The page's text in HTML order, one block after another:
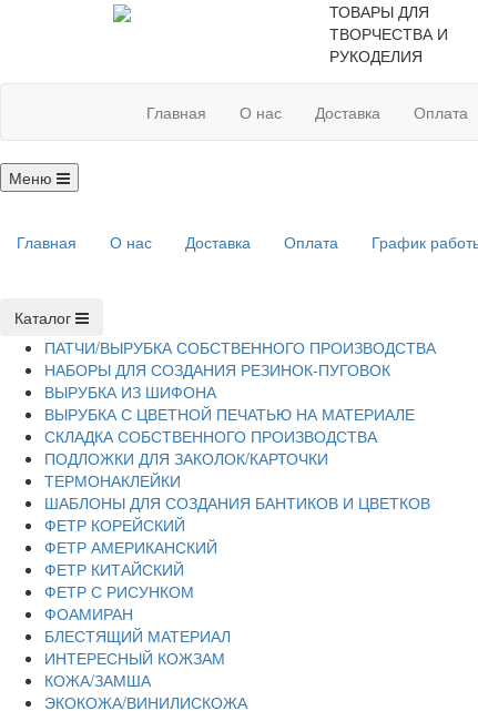
ТОВАРЫ ДЛЯ
ТВОРЧЕСТВА И
РУКОДЕЛИЯ
Главная О нас Доставка Оплата
Меню
Главная О нас Доставка Оплата График
Каталог
ПАТЧИ/ВЫРУБКА СОБСТВЕННОГО ПРОИЗВОДСТВА
НАБОРЫ ДЛЯ СОЗДАНИЯ РЕЗИНОК-ПУГОВОК
ВЫРУБКА ИЗ ШИФОНА
ВЫРУБКА С ЦВЕТНОЙ ПЕЧАТЬЮ НА МАТЕРИАЛЕ
СКЛАДКА СОБСТВЕННОГО ПРОИЗВОДСТВА
ПОДЛОЖКИ ДЛЯ ЗАКОЛОК/КАРТОЧКИ
ТЕРМОНАКЛЕЙКИ
ШАБЛОНЫ ДЛЯ СОЗДАНИЯ БАНТИКОВ И ЦВЕТКОВ
ФЕТР КОРЕЙСКИЙ
ФЕТР АМЕРИКАНСКИЙ
ФЕТР КИТАЙСКИЙ
ФЕТР С РИСУНКОМ
ФОАМИРАН
БЛЕСТЯЩИЙ МАТЕРИАЛ
ИНТЕРЕСНЫЙ КОЖЗАМ
КОЖА/ЗАМША
ЭКОКОЖА/ВИНИЛИСКОЖА